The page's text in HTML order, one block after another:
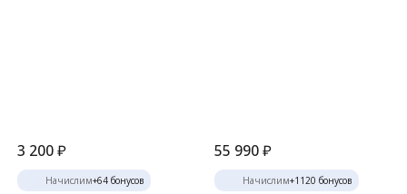
3 200₽
Начислим+64 бонусов
55 990 ₽
Начислим+1120 бонусов